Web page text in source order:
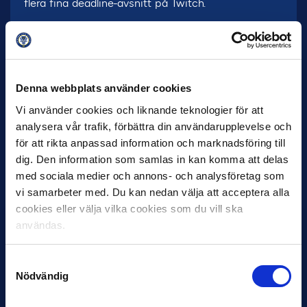
Denna webbplats använder cookies
Vi använder cookies och liknande teknologier för att
analysera vår trafik, förbättra din användarupplevelse och
för att rikta anpassad information och marknadsföring till
dig. Den information som samlas in kan komma att delas
med sociala medier och annons- och analysföretag som
vi samarbeter med. Du kan nedan välja att acceptera alla
cookies eller välja vilka cookies som du vill ska
användas.
Nödvändig
flera fina deadline-avsnitt på Twitch.
Frikorten
Podcast med fokus på Allsvenskan Fantasy.
Genomtänkta tips från bland annat tidigare
Har du tips på ytterligare poddar och program?
Hojta till oss så tipsar vi om dom i framtiden.
MISSA INTE DEADLINE LÖRDAG 28 juni 14.55
7 AUGUSTI